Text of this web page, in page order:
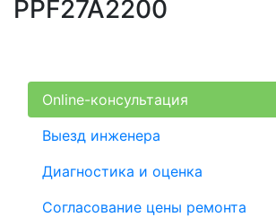
PPF27A2200
Online-консультация
Выезд инженера
Диагностика и оценка
Согласование цены ремонта